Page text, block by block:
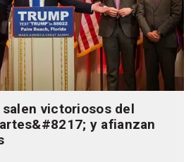
victoriosos del
y afianzan